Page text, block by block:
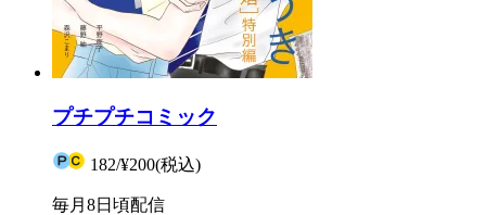
プチプチコミック
182/¥200(税込)
毎月8日頃配信